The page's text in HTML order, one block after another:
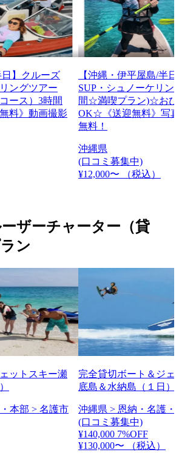
日】クルーズ
ングツアー
ース）3時間
料》動画撮影
【沖縄・伊平屋島/半
SUP・シュノーケリン
間☆満喫プラン)☆おひ
OK☆《送迎無料》写
無料！
沖縄県
(口コミ募集中)
¥12,000〜
（税込）
ザーチャーター（貸
ン
ットスキー瀬
本部 > 名護市
完全貸切ボート＆ジェ
底島＆水納島（１日）
沖縄県 > 恩納・名護・
(口コミ募集中)
¥140,000 7%OFF
¥130,000〜
（税込）